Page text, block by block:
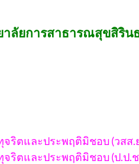
ลัยการสาธารณสุขสิริน
จริตและประพฤติมิชอบ (วสส.
จริตและประพฤติมิชอบ (ป.ป.